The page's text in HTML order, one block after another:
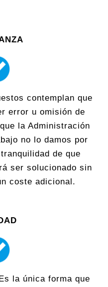
contemplan que
error u omisión de
la Administración
no lo damos por
de que
ser solucionado sin
coste adicional.
la única forma que